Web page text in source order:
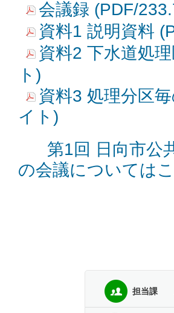
会議録 (PDF/
資料1 説明資料
資料2 下水道処
ト)
資料3 処理分区
イト)
第1回 日向市公
の会議については
担当課